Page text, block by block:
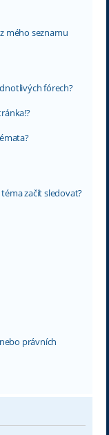
mého seznamu
fórech?
začít sledovat?
právních